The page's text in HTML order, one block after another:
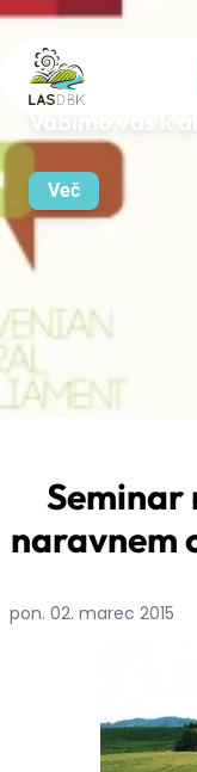
Vabimo vas k
Več
Seminar
naravnem
pon. 02. marec 2015